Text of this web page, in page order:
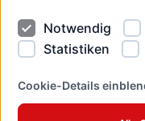
Notwendig
Statistiken
Cookie-Details
Datenschutzhinweise
Barrierefreiheit
Cookie Erklärung